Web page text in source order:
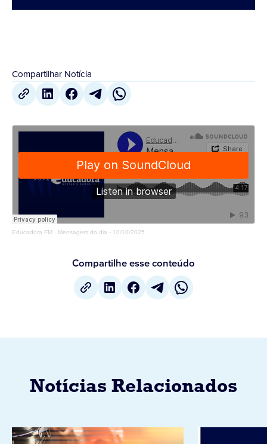
Compartilhar Notícia
Educadora FM · Mensagem do dia - 10/10/2025
Compartilhe esse conteúdo
Notícias Relacionados